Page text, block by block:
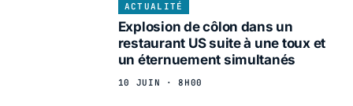
ACTUALITÉ
Explosion de côlon dans un
restaurant US suite à une toux et
un éternuement simultanés
10 JUIN · 8H00